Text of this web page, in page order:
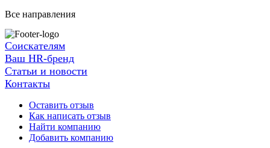
Все направления
Соискателям
Ваш HR-бренд
Статьи и новости
Контакты
Оставить отзыв
Как написать отзыв
Найти компанию
Добавить компанию